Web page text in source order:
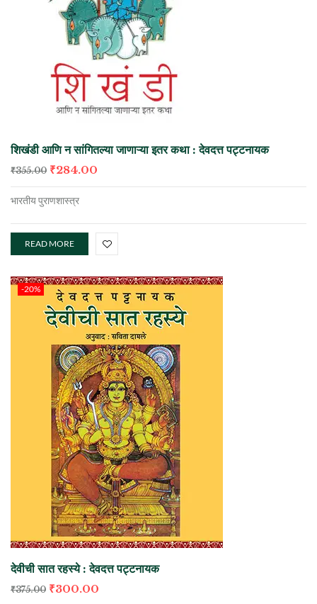
शिखंडी आणि न सांगितल्या जाणाऱ्या इतर कथा : देवदत्त पट्टनायक
₹355.00 ₹284.00
भारतीय पुराणशास्त्र
READ MORE
-20%
देवीची सात रहस्ये : देवदत्त पट्टनायक
₹375.00 ₹300.00